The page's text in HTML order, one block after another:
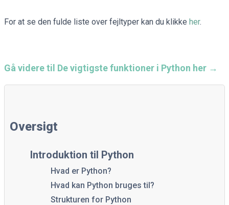
For at se den fulde liste over fejltyper kan du klikke her.
Gå videre til De vigtigste funktioner i Python her →
Oversigt
Introduktion til Python
Hvad er Python?
Hvad kan Python bruges til?
Strukturen for Python